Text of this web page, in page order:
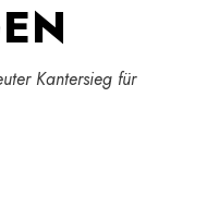
Kantersieg für